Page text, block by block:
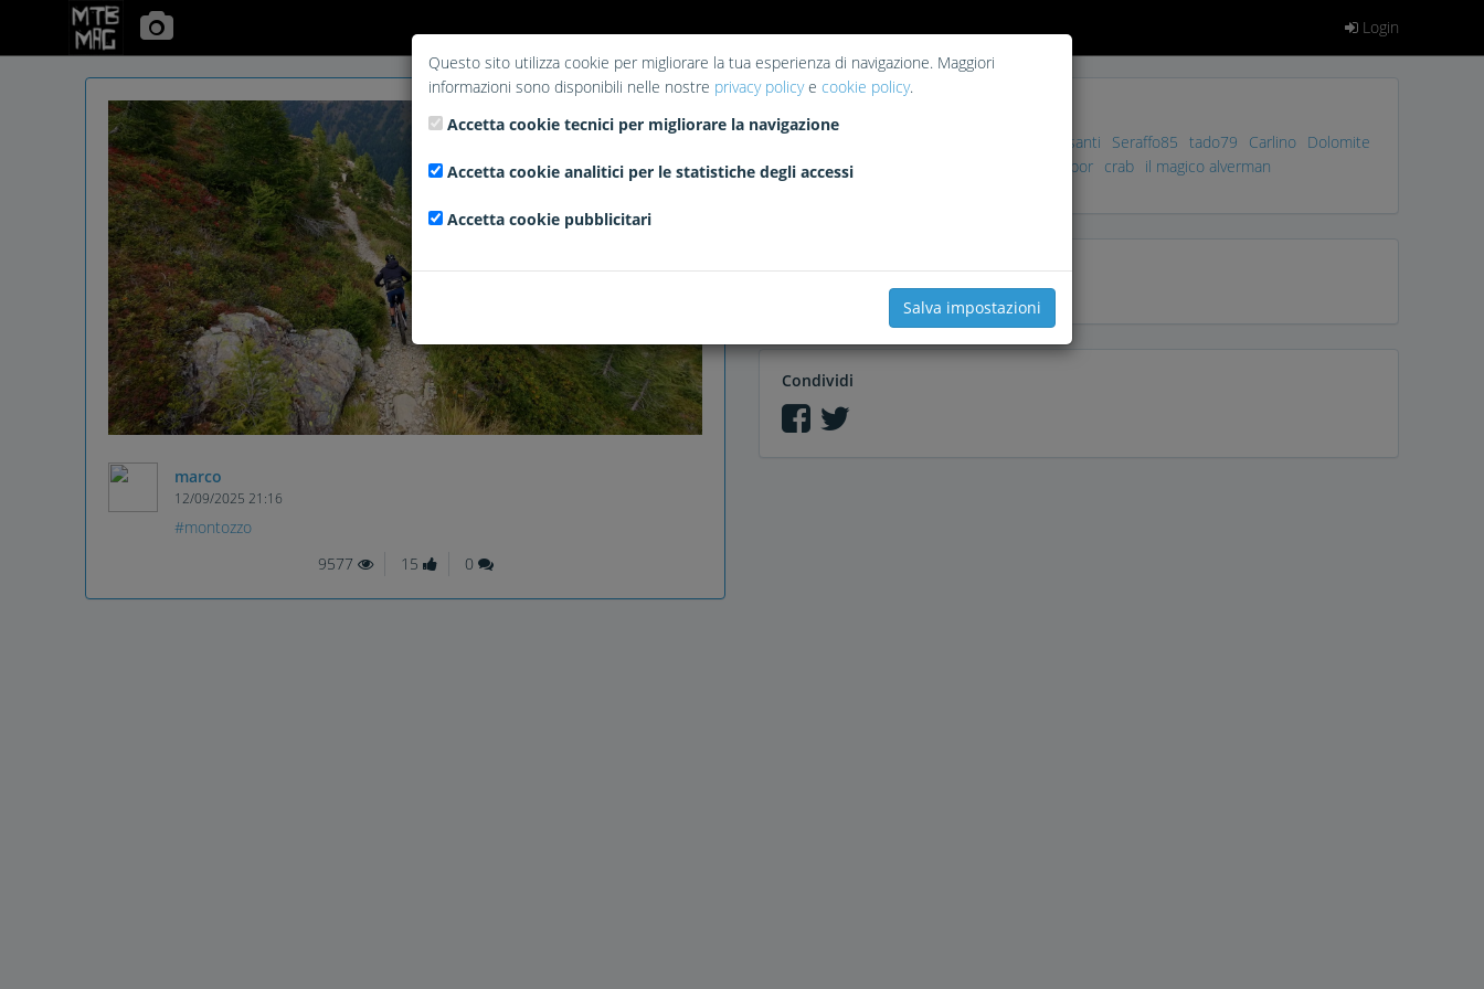
Login
marco
12/09/2025 21:16
#montozzo
9577
15 0
crisanti Seraffo85 tado79 Carlino Dolomite
Il Tagliagomme
zambor crab il magico alverman
Commenti
Condividi
Questo sito utilizza cookie per migliorare la tua esperienza di navigazione. Maggiori
informazioni sono disponibili nelle nostre privacy policye cookie policy.
Accetta cookie tecnici per migliorare la navigazione
Accetta cookie analitici per le statistiche degli accessi
Accetta cookie pubblicitari
Salva impostazioni